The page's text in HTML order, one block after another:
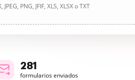
PNG, JFIF, XLS, XLSX o TXT
281
formularios enviados